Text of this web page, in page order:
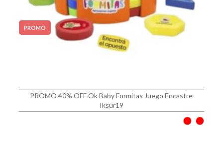
PROMO
PROMO 40% OFF Ok Baby Formitas Juego Encastre
Iksur19